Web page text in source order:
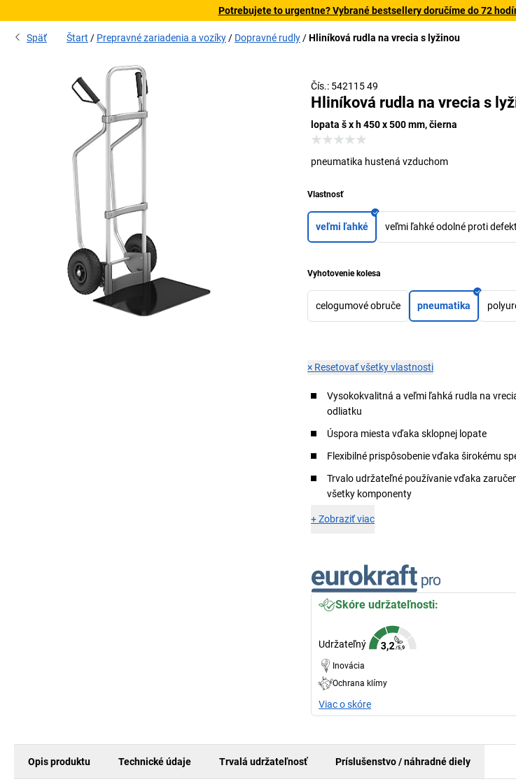
Potrebujete to urgentne? Vybrané bestsellery doručíme do 72
Späť Štart Prepravné zariadenia a vozíky Dopravné rudly Hliníková rudla na vrecia s lyžinou
Čís.: 542115 49
Hliníková rudla na vrecia s
lopata š x h 450 x 500 mm, čierna
pneumatika hustená vzduchom
Vlastnosť
veľmi ľahké veľmi ľahké odolné proti
Vyhotovenie kolesa
celogumové obruče pneumatika
× Resetovať všetky vlastnosti
Vysokokvalitná a veľmi ľahká rudla na
odliatku
Úspora miesta vďaka sklopnej lopate
Flexibilné prispôsobenie vďaka širokému
Trvalo udržateľné používanie vďaka
všetky komponenty
+Zobraziť viac
Skóre udržateľnosti:
Udržateľný
Inovácia
Ochrana klímy
Viac o skóre
Opis produktu Technické údaje Trvalá udržateľnosť Príslušenstvo / náhradné diely